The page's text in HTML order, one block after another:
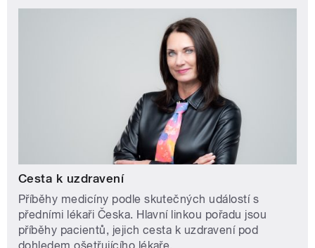
Cesta k uzdravení
Příběhy medicíny podle skutečných událostí s
předními lékaři Česka. Hlavní linkou pořadu jsou
příběhy pacientů, jejich cesta k uzdravení pod